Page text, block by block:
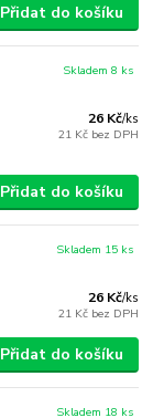
Přidat do košíku
26 Kč/ks
21 Kč bez DPH
Skladem 8 ks
Přidat do košíku
26 Kč/ks
21 Kč bez DPH
Skladem 15 ks
Přidat do košíku
Skladem 18 ks